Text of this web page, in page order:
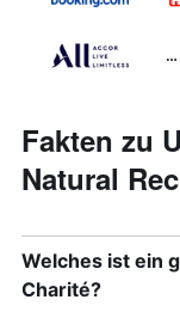
…
Fakten zu
Natural
Welches ist ein
Charité?